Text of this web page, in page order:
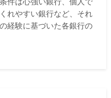
れやすい銀行など、それ
経験に基づいた各銀行の